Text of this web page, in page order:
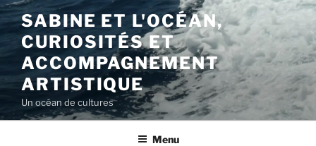
Aller
au
contenu
principal
SABINE ET L'OCÉAN,
CURIOSITÉS ET
ACCOMPAGNEMENT
ARTISTIQUE
Un océan de cultures
Menu